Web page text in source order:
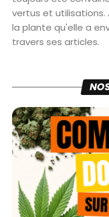
vertus et utilisations.
la plante qu'elle a
travers ses articles.